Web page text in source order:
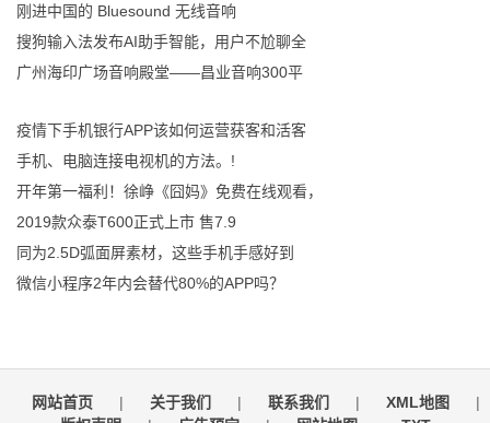
刚进中国的 Bluesound 无线音响
搜狗输入法发布AI助手智能，用户不尬聊全
广州海印广场音响殿堂——昌业音响300平
疫情下手机银行APP该如何运营获客和活客
手机、电脑连接电视机的方法。!
开年第一福利！徐峥《囧妈》免费在线观看，
2019款众泰T600正式上市 售7.9
同为2.5D弧面屏素材，这些手机手感好到
微信小程序2年内会替代80%的APP吗？
网站首页 | 关于我们 | 联系我们 | XML地图
|